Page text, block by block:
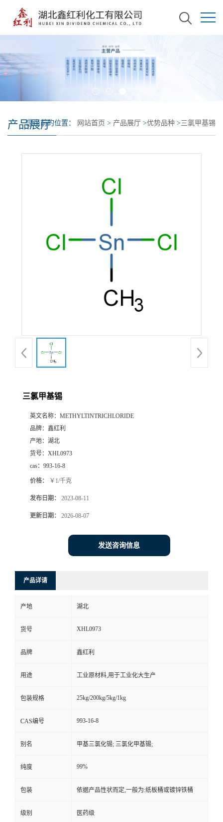
产品展厅
您当前的位置： 网站首页 > 产品展厅 >优势品种 >三氯甲基锡
三氯甲基锡
英文名称： METHYLTINTRICHLORIDE
品牌： 鑫红利
产地： 湖北
货号： XHL0973
cas： 993-16-8
价格： ￥1/千克
发布日期： 2023-08-11
更新日期： 2026-08-07
发送咨询信息
产品详请
产地 湖北
货号 XHL0973
品牌 鑫红利
用途 工业原材料,用于工业化大生产
包装规格 25kg/200kg/5kg/1kg
CAS编号 993-16-8
别名 甲基三氯化锡; 三氯化甲基锡;
纯度 99%
包装 依据产品性状而定,一般为:纸板桶或镀锌铁桶
级别 医药级